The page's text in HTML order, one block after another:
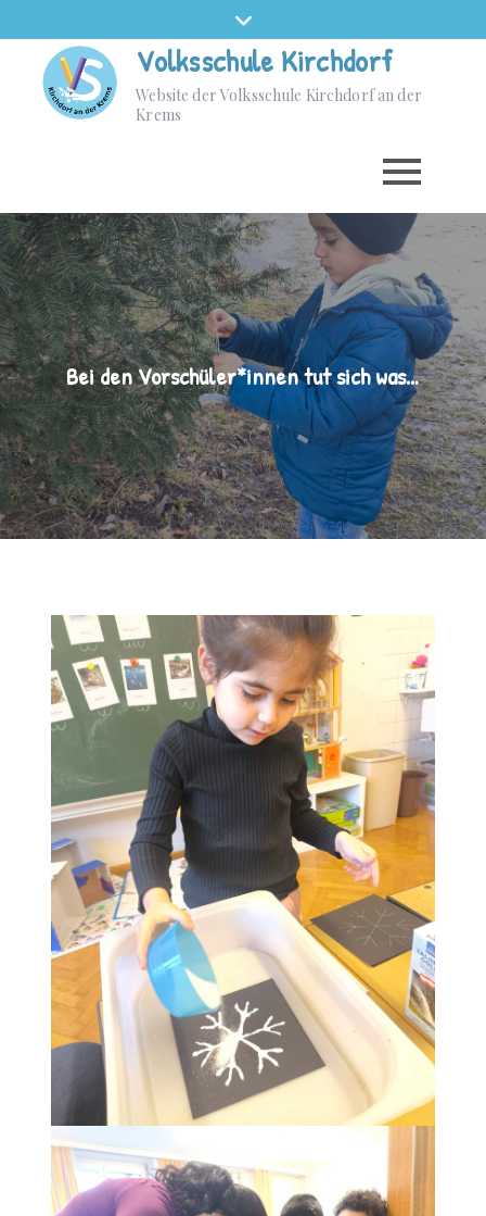
Volksschule Kirchdorf
Website der Volksschule Kirchdorf an der
Krems
Bei den Vorschüler*innen tut sich was…